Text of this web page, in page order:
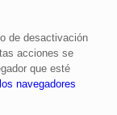
de desactivación
acciones se
que esté
navegadores